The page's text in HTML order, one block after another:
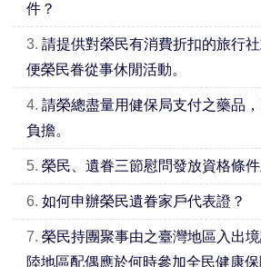
件？
3. 請提供對榮民有消費折扣的旅行
便榮民眷從事休閒活動。
4. 請榮總盡量用健保局支付之藥品
負擔。
5. 榮民、遺眷三節慰問發放資格條
6. 如何申辦榮民遺眷家戶代表證？
7. 榮民持團聚事由之臺灣地區入出
陸地區配偶應於何時參加全民健康保